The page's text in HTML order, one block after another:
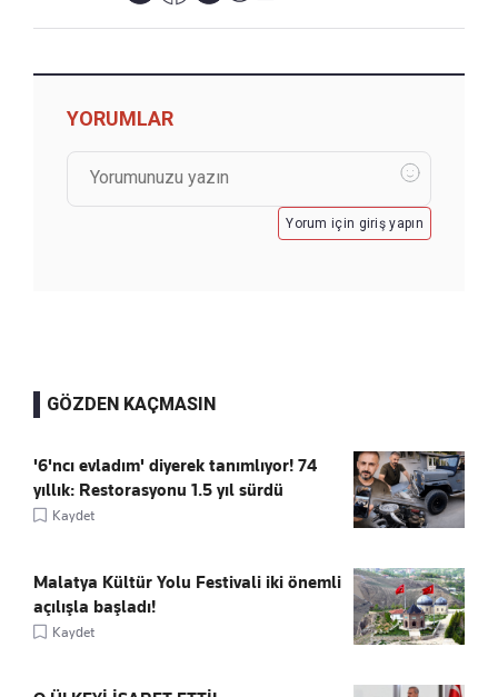
YORUMLAR
Yorum için giriş yapın
GÖZDEN KAÇMASIN
'6'ncı evladım' diyerek tanımlıyor! 74
yıllık: Restorasyonu 1.5 yıl sürdü
Kaydet
Malatya Kültür Yolu Festivali iki önemli
açılışla başladı!
Kaydet